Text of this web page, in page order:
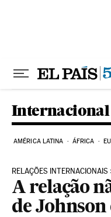
Internacional
AMÉRICA LATINA ÁFRICA
RELAÇÕES INTERNACIONAIS
A relação
de Johnson